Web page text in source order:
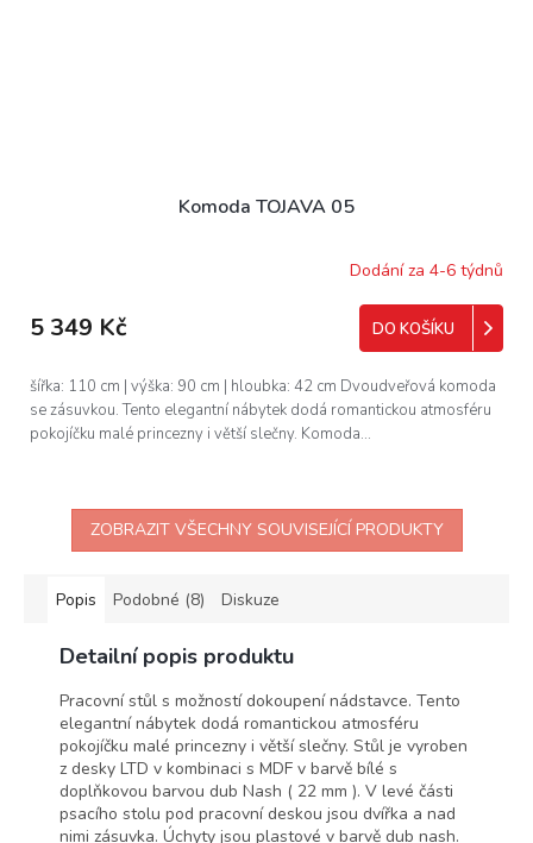
Komoda TOJAVA 05
Dodání za 4-6 týdnů
5 349 Kč DO KOŠÍKU
šířka: 110 cm | výška: 90 cm | hloubka: 42 cm Dvoudveřová komoda
se zásuvkou. Tento elegantní nábytek dodá romantickou atmosféru
pokojíčku malé princezny i větší slečny. Komoda...
ZOBRAZIT VŠECHNY SOUVISEJÍCÍ PRODUKTY
Popis Podobné (8) Diskuze
Detailní popis produktu
Pracovní stůl s možností dokoupení nádstavce. Tento
elegantní nábytek dodá romantickou atmosféru
pokojíčku malé princezny i větší slečny. Stůl je vyroben
z desky LTD v kombinaci s MDF v barvě bílé s
doplňkovou barvou dub Nash ( 22 mm ). V levé části
psacího stolu pod pracovní deskou jsou dvířka a nad
nimi zásuvka. Úchyty jsou plastové v barvě dub nash.